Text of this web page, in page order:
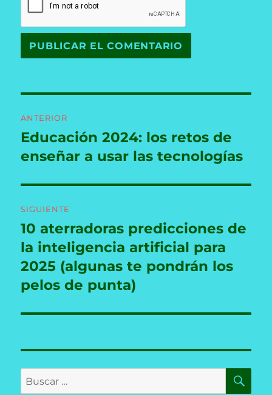
de
entradas
ANTERIOR
Entrada
anterior:
Educación 2024: los retos de
enseñar a usar las tecnologías
SIGUIENTE
Entrada
siguiente:
10 aterradoras predicciones de
la inteligencia artificial para
2025 (algunas te pondrán los
pelos de punta)
Buscar